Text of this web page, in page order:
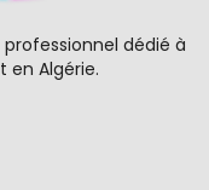
dédié à
Algérie.